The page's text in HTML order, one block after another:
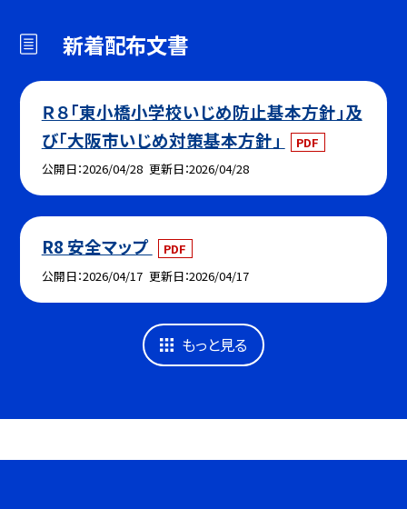
新着配布文書
Ｒ８「東小橋小学校いじめ防止基本方針」及
び「大阪市いじめ対策基本方針」
PDF
公開日 2026/04/28 更新日 2026/04/28
R8 安全マップ
PDF
公開日 2026/04/17 更新日 2026/04/17
もっと見る